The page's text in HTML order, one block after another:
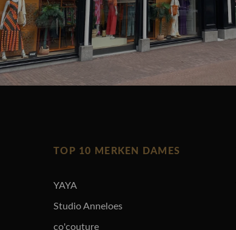
TOP 10 MERKEN DAMES
YAYA
Studio Anneloes
co'couture